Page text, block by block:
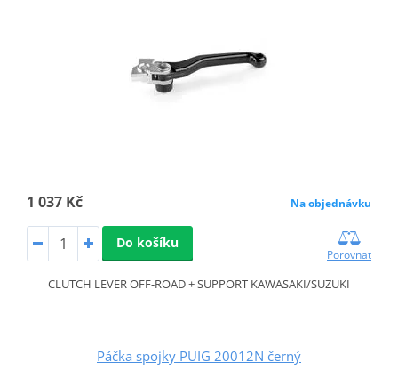
1 037 Kč Na objednávku
Do košíku
Porovnat
CLUTCH LEVER OFF-ROAD + SUPPORT KAWASAKI/SUZUKI
Páčka spojky PUIG 20012N černý